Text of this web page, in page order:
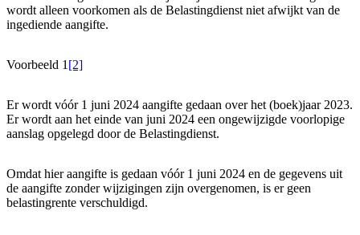
wordt alleen voorkomen als de Belastingdienst niet afwijkt van de
ingediende aangifte.
Voorbeeld 1 [2]
Er wordt vóór 1 juni 2024 aangifte gedaan over het (boek)jaar 2023.
Er wordt aan het einde van juni 2024 een ongewijzigde voorlopige
aanslag opgelegd door de Belastingdienst.
Omdat hier aangifte is gedaan vóór 1 juni 2024 en de gegevens uit
de aangifte zonder wijzigingen zijn overgenomen, is er geen
belastingrente verschuldigd.